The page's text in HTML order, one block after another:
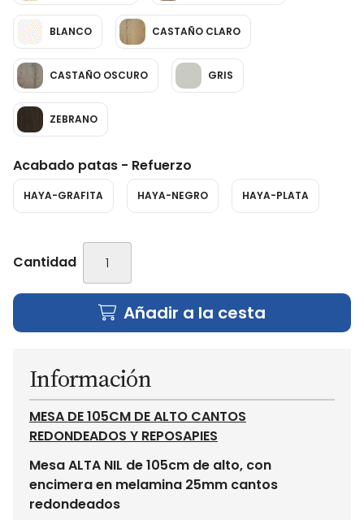
BLANCO CASTAÑO CLARO
CASTAÑO OSCURO GRIS
ZEBRANO
Acabado patas - Refuerzo
HAYA-GRAFITA HAYA-NEGRO HAYA-PLATA
Cantidad
Añadir a la cesta
Información
MESA DE 105CM DE ALTO CANTOS
REDONDEADOS Y REPOSAPIES
Mesa ALTA NIL de 105cm de alto, con
encimera en melamina 25mm cantos
redondeados